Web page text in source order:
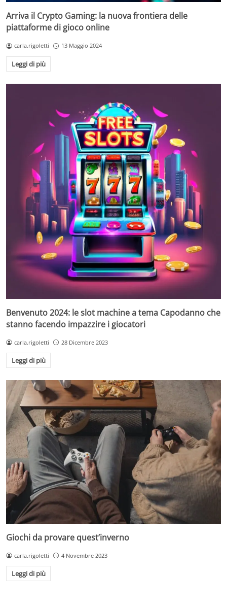
Arriva il Crypto Gaming: la nuova frontiera delle
piattaforme di gioco online
carla.rigoletti 13 Maggio 2024
Leggi di più
Benvenuto 2024: le slot machine a tema Capodanno che
stanno facendo impazzire i giocatori
carla.rigoletti 28 Dicembre 2023
Leggi di più
Giochi da provare quest’inverno
carla.rigoletti 4 Novembre 2023
Leggi di più